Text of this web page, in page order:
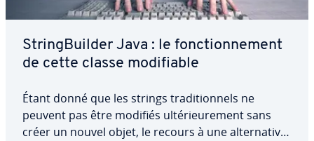
String­Buil­der Java : le fonc­tion­ne­ment
de cette classe mo­di­fiable
Étant donné que les strings tra­di­tion­nels ne
peuvent pas être modifiés ul­té­rieu­re­ment sans
créer un nouvel objet, le recours à une al­ter­na­tive